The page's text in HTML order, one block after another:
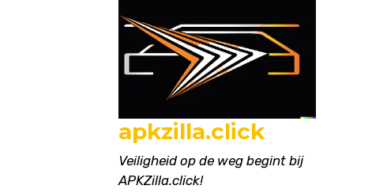
apkzilla.click
Veiligheid op de weg begint bij
APKZilla.click!